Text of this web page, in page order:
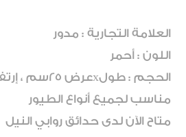
العلامة التجارية : مدور
اللون : أحمر
الحجم : طولxعرض 25سم ، إرتفاع 36سم
مناسب لجميع أنواع الطيور
متاح الآن لدى حدائق روابي النيل